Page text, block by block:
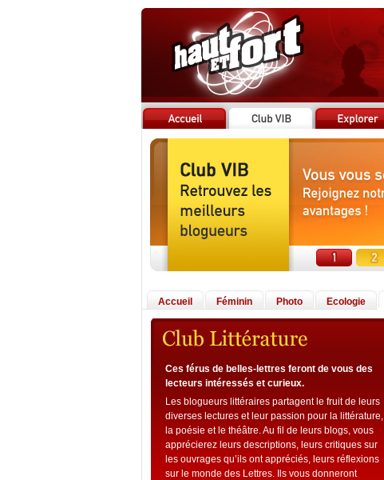
Accueil Féminin Photo Ecologie
Ces férus de belles-lettres feront de vous des
lecteurs intéressés et curieux.
Les blogueurs littéraires partagent le fruit de leurs
diverses lectures et leur passion pour la littérature,
la poésie et le théâtre. Au fil de leurs blogs, vous
apprécierez leurs descriptions, leurs critiques sur
les ouvrages qu’ils ont appréciés, leurs réflexions
sur le monde des Lettres. Ils vous donneront